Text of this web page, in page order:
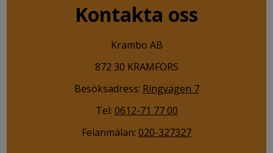
Kontakta oss
Krambo AB
872 30 KRAMFORS
Besöksadress: Ringvägen 7
Tel: 0612-71 77 00
Felanmälan: 020-327327